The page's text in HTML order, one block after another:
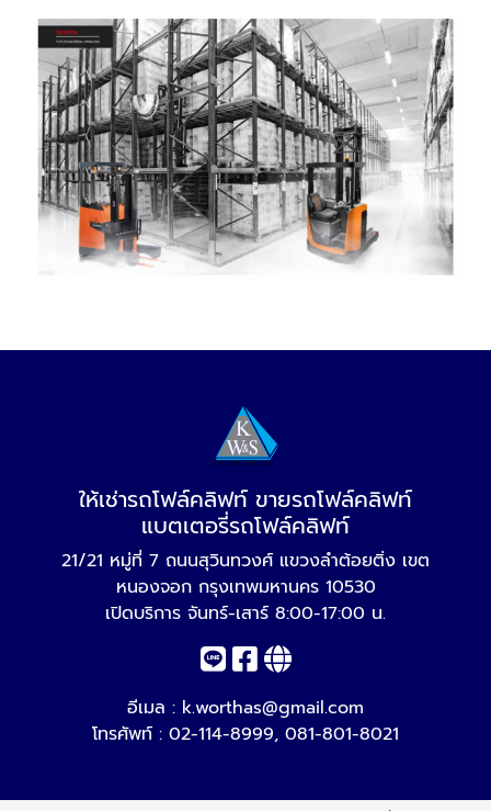
ให้เช่ารถโฟล์คลิฟท์ ขายรถโฟล์คลิฟท์
แบตเตอรี่รถโฟล์คลิฟท์
21/21 หมู่ที่ 7 ถนนสุวินทวงศ์ แขวงลำต้อยติ่ง เขต
หนองจอก กรุงเทพมหานคร 10530
เปิดบริการ จันทร์-เสาร์ 8:00-17:00 น.
อีเมล : k.worthas@gmail.com
โทรศัพท์ : 02-114-8999, 081-801-8021